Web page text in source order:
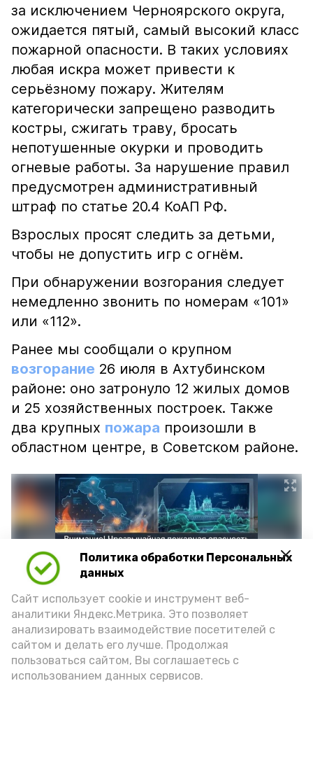
Политика обработки Персональных
данных
Сайт использует cookie и инструмент веб-
аналитики Яндекс.Метрика. Это позволяет
анализировать взаимодействие посетителей с
сайтом и делать его лучше. Продолжая
пользоваться сайтом, Вы соглашаетесь с
использованием данных сервисов.
за исключением Черноярского округа,
ожидается пятый, самый высокий класс
пожарной опасности. В таких условиях
любая искра может привести к
серьёзному пожару. Жителям
категорически запрещено разводить
костры, сжигать траву, бросать
непотушенные окурки и проводить
огневые работы. За нарушение правил
предусмотрен административный
штраф по статье 20.4 КоАП РФ.
Взрослых просят следить за детьми,
чтобы не допустить игр с огнём.
При обнаружении возгорания следует
немедленно звонить по номерам «101»
или «112».
Ранее мы сообщали о крупном
возгорание 26 июля в Ахтубинском
районе: оно затронуло 12 жилых домов
и 25 хозяйственных построек. Также
два крупных пожара произошли в
областном центре, в Советском районе.
Фото: max.ru/mchs_astrakhan